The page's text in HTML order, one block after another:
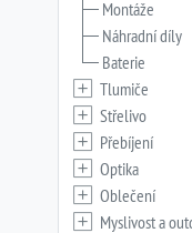
Montáže
Náhradní díly
Baterie
Tlumiče
Střelivo
Přebíjení
Optika
Oblečení
Myslivost a